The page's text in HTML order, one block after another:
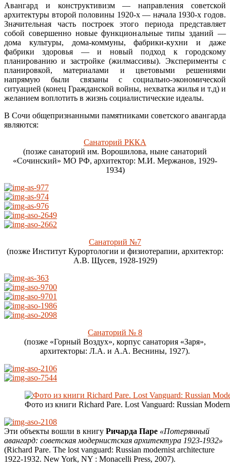
Авангард и конструктивизм — направления советской
архитектуры второй половины 1920-х — начала 1930-х годов.
Значительная часть построек этого периода представляет
собой совершенно новые функциональные типы зданий —
дома культуры, дома-коммуны, фабрики-кухни и даже
фабрики здоровья — и новый подход к городскому
планированию и застройке (жилмассивы). Эксперименты с
планировкой, материалами и цветовыми решениями
напрямую были связаны с социально-экономической
ситуацией (конец Гражданской войны, нехватка жилья и т.д) и
желанием воплотить в жизнь социалистические идеалы.
В Сочи общепризнанными памятниками советского авангарда
являются:
Санаторий РККА
(позже санаторий им. Ворошилова, ныне санаторий
«Сочинский» МО РФ, архитектор: М.И. Мержанов, 1929-
1934)
Санаторий №7
(позже Институт Курортологии и физиотерапии, архитектор:
А.В. Щусев, 1928-1929)
Санаторий № 8
(позже «Горный Воздух», корпус санатория «Заря»,
архитекторы: Л.А. и А.А. Веснины, 1927).
Фото из книги Richard Pare. Lost Vanguard: Russian
Эти объекты вошли в книгу Ричарда Паре «Потерянный
авангард: советская модернистская архитектура 1923-1932»
(Richard Pare. The lost vanguard: Russian modernist architecture
1922-1932. New York, NY : Monacelli Press, 2007).